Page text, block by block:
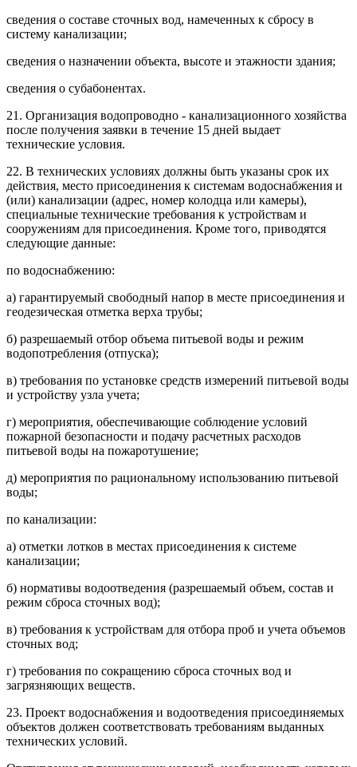
сведения о составе сточных вод, намеченных к сбросу в
систему канализации;
сведения о назначении объекта, высоте и этажности здания;
сведения о субабонентах.
21. Организация водопроводно - канализационного хозяйства
после получения заявки в течение 15 дней выдает
технические условия.
22. В технических условиях должны быть указаны срок их
действия, место присоединения к системам водоснабжения и
(или) канализации (адрес, номер колодца или камеры),
специальные технические требования к устройствам и
сооружениям для присоединения. Кроме того, приводятся
следующие данные:
по водоснабжению:
а) гарантируемый свободный напор в месте присоединения и
геодезическая отметка верха трубы;
б) разрешаемый отбор объема питьевой воды и режим
водопотребления (отпуска);
в) требования по установке средств измерений питьевой воды
и устройству узла учета;
г) мероприятия, обеспечивающие соблюдение условий
пожарной безопасности и подачу расчетных расходов
питьевой воды на пожаротушение;
д) мероприятия по рациональному использованию питьевой
воды;
по канализации:
а) отметки лотков в местах присоединения к системе
канализации;
б) нормативы водоотведения (разрешаемый объем, состав и
режим сброса сточных вод);
в) требования к устройствам для отбора проб и учета объемов
сточных вод;
г) требования по сокращению сброса сточных вод и
загрязняющих веществ.
23. Проект водоснабжения и водоотведения присоединяемых
объектов должен соответствовать требованиям выданных
технических условий.